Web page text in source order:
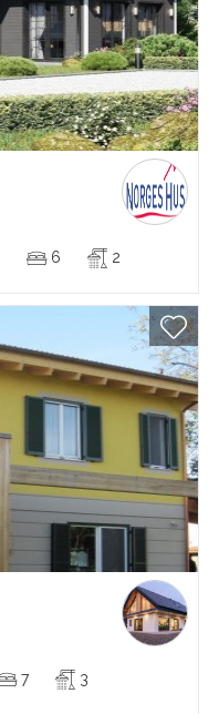
6 2
7 3